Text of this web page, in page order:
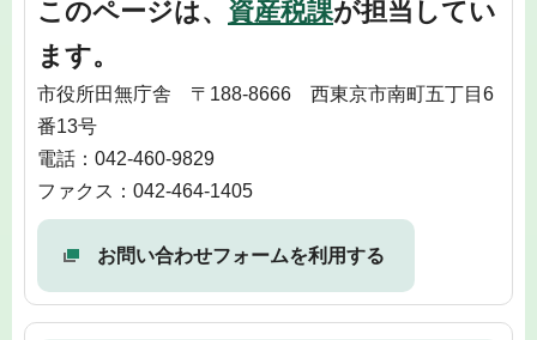
このページは、 資産税課が担当してい
ます。
市役所田無庁舎 〒188-8666 西東京市南町五丁目6
番13号
電話：042-460-9829
ファクス：042-464-1405
お問い合わせフォームを利用する